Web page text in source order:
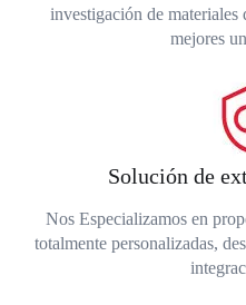
investigación de materiales
mejores
Solución de
Nos Especializamos en
totalmente personalizadas,